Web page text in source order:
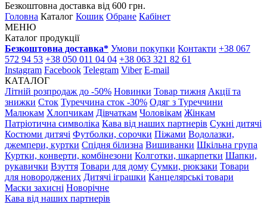
Безкоштовна доставка від 600 грн.
Головна Каталог Кошик Обране Кабінет
МЕНЮ
Каталог продукції
Безкоштовна доставка* Умови покупки Контакти +38 067
572 94 53 +38 050 011 04 04 +38 063 321 82 61
Instagram Facebook Telegram Viber E-mail
КАТАЛОГ
Літній розпродаж до -50% Новинки Товар тижня Акції та
знижки Сток Туреччина сток -30% Одяг з Туреччини
Малюкам Хлопчикам Дівчаткам Чоловікам Жінкам
Патріотична символіка Кава від наших партнерів Сукні дитячі
Костюми дитячі Футболки, сорочки Піжами Водолазки,
джемпери, куртки Спідня білизна Вишиванки Шкільна група
Куртки, конверти, комбінезони Колготки, шкарпетки Шапки,
рукавички Взуття Товари для дому Сумки, рюкзаки Товари
для новороджених Дитячі іграшки Канцелярські товари
Маски захисні Новорічне
Кава від наших партнерів